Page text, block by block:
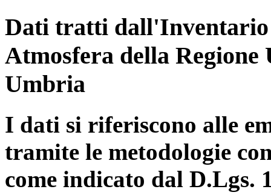
Dati tratti dall'Inventario
Atmosfera della
Umbria
I dati si riferiscono alle
tramite le metodologie
come indicato dal D.Lgs.